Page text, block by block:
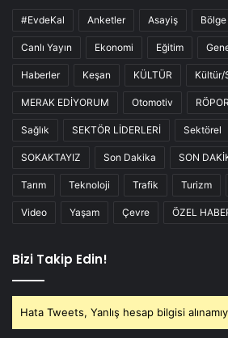
#EvdeKal Anketler Asayiş Bölge
Canlı Yayın Ekonomi Eğitim
Haberler Keşan KÜLTÜR Kültür/
MERAK EDİYORUM Otomotiv
Sağlık SEKTÖR LİDERLERİ Sektörel
SOKAKTAYIZ Son Dakika SON
Tarım Teknoloji Trafik Turizm
Video Yaşam Çevre ÖZEL
Bizi Takip Edin!
Hata Tweets, Yanlış hesap bilgisi